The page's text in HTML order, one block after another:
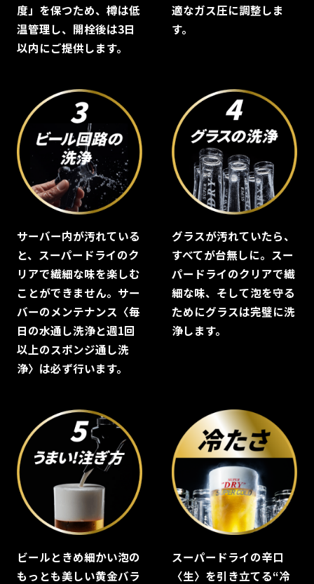
度」を保つため、樽は低
温管理し、開栓後は3日
以内にご提供します。
適なガス圧に調整しま
す。
サーバー内が汚れている
と、スーパードライのク
リアで繊細な味を楽しむ
ことができません。サー
バーのメンテナンス〈毎
日の水通し洗浄と週1回
以上のスポンジ通し洗
浄〉は必ず行います。
グラスが汚れていたら、
すべてが台無しに。スー
パードライのクリアで繊
細な味、そして泡を守る
ためにグラスは完璧に洗
浄します。
ビールときめ細かい泡の
もっとも美しい黄金バラ
スーパードライの辛口
〈生〉を引き立てる“冷